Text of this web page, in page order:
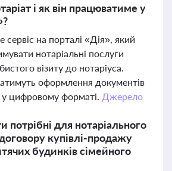
і як він працюватиме у
сервіс на порталі «Дія», який
нотаріальні послуги
візиту до нотаріуса.
оформлення документів
у цифровому форматі. Джерело
потрібні для нотаріального
купівлі-продажу
будинків сімейного